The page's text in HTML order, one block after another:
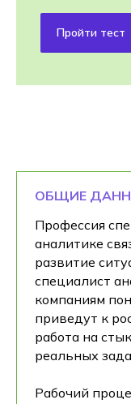
Пройти тест
ОБЩИЕ
Профессия
аналитике
развитие
специалист
компаниям
приведут к
работа на
реальных
Рабочий